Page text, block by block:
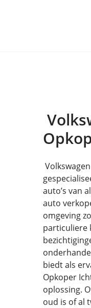
auto’s van
auto
omgeving
particuliere
biedt als
Opkoper
oplossing.
oud is of al